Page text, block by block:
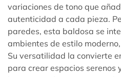
variaciones de tono que
autenticidad a cada pieza.
paredes, esta baldosa se
ambientes de estilo
Su versatilidad la convierte
para crear espacios serenos